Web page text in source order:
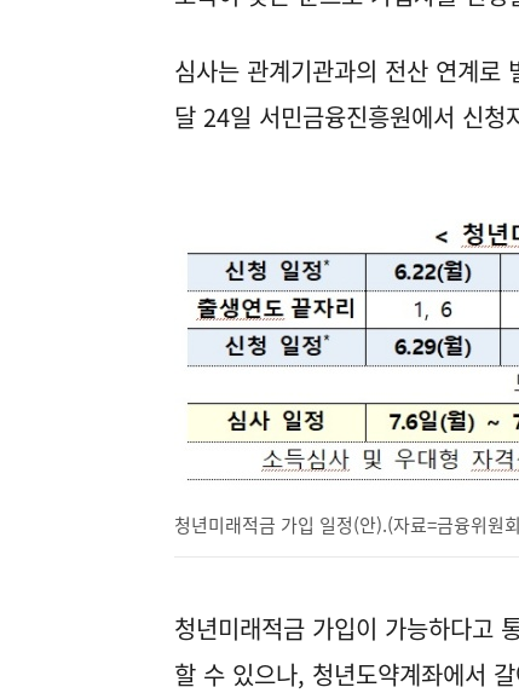
심사는 관계기관과의 전산 연계로
달 24일 서민금융진흥원에서 신청
청년미래적금 가입 일정(안).(자료=금융위원
청년미래적금 가입이 가능하다고
할 수 있으나, 청년도약계좌에서